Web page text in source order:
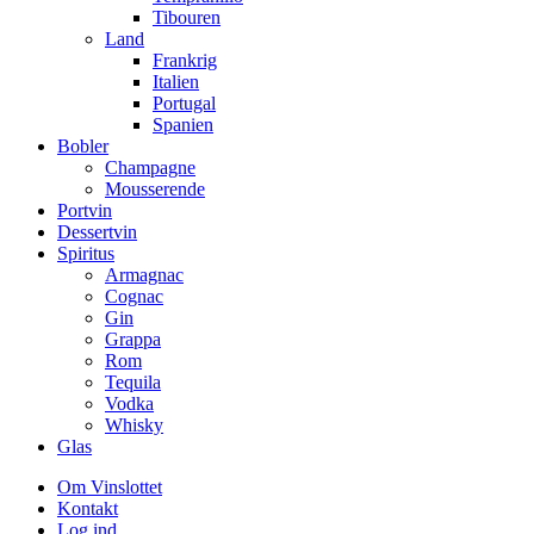
Tibouren
Land
Frankrig
Italien
Portugal
Spanien
Bobler
Champagne
Mousserende
Portvin
Dessertvin
Spiritus
Armagnac
Cognac
Gin
Grappa
Rom
Tequila
Vodka
Whisky
Glas
Om Vinslottet
Kontakt
Log ind